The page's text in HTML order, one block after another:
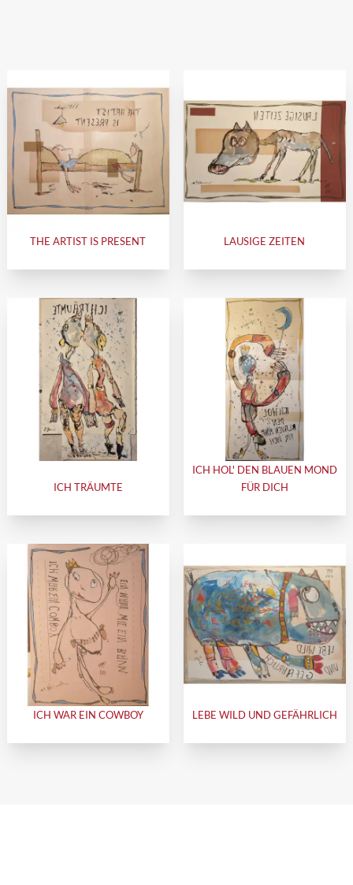
THE ARTIST IS PRESENT LAUSIGE ZEITEN
ICH TRÄUMTE
ICH HOL' DEN BLAUEN MOND
FÜR DICH
ICH WAR EIN COWBOY LEBE WILD UND GEFÄHRLICH